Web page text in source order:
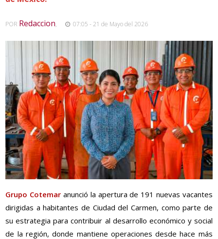
POR Redaccion, 07:05 - 21 de Mayo del 2026
Grupo Cotemar anunció la apertura de 191 nuevas vacantes
dirigidas a habitantes de Ciudad del Carmen, como parte de
su estrategia para contribuir al desarrollo económico y social
de la región, donde mantiene operaciones desde hace más